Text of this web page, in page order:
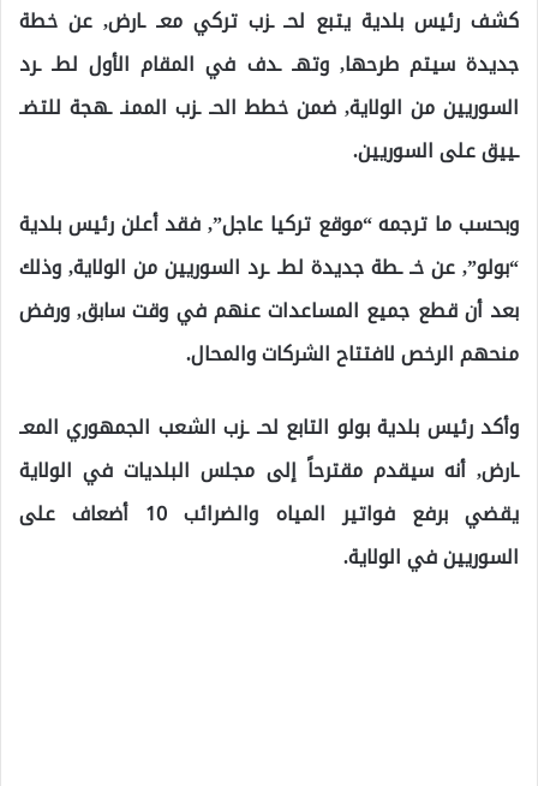
كشف رئيس بلدية يتبع لحـ ـزب تركي معـ ـارض, عن خطة
جديدة سيتم طرحها, وتهـ ـدف في المقام الأول لطـ ـرد
السوريين من الولاية, ضمن خطط الحـ ـزب الممنـ ـهجة للتضـ
ـييق على السوريين.
وبحسب ما ترجمه “موقع تركيا عاجل”, فقد أعلن رئيس بلدية
“بولو”, عن خـ ـطة جديدة لطـ ـرد السوريين من الولاية, وذلك
بعد أن قطع جميع المساعدات عنهم في وقت سابق, ورفض
منحهم الرخص لافتتاح الشركات والمحال.
وأكد رئيس بلدية بولو التابع لحـ ـزب الشعب الجمهوري المعـ
ـارض, أنه سيقدم مقترحاً إلى مجلس البلديات في الولاية
يقضي برفع فواتير المياه والضرائب 10 أضعاف على
السوريين في الولاية.